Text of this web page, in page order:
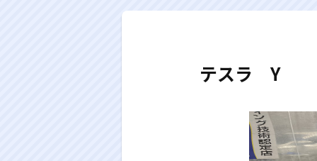
テスラ Y